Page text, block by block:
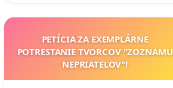
PETÍCIA ZA EXEMPLÁRNE
POTRESTANIE TVORCOV "ZOZNAMU
NEPRIATEĽOV"!